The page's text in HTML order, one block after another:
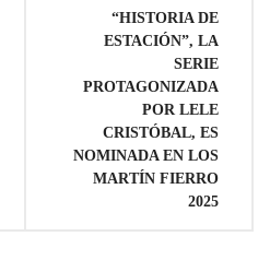
“HISTORIA DE
ESTACIÓN”, LA
SERIE
PROTAGONIZADA
POR LELE
CRISTÓBAL, ES
NOMINADA EN LOS
MARTÍN FIERRO
2025